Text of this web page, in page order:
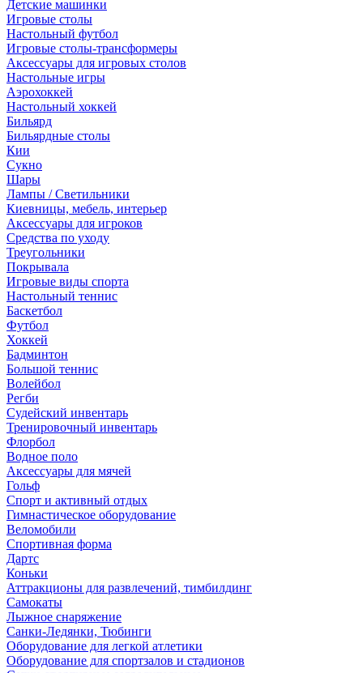
Детские машинки
Игровые столы
Настольный футбол
Игровые столы-трансформеры
Аксессуары для игровых столов
Настольные игры
Аэрохоккей
Настольный хоккей
Бильярд
Бильярдные столы
Кии
Сукно
Шары
Лампы / Светильники
Киевницы, мебель, интерьер
Аксессуары для игроков
Средства по уходу
Треугольники
Покрывала
Игровые виды спорта
Настольный теннис
Баскетбол
Футбол
Хоккей
Бадминтон
Большой теннис
Волейбол
Регби
Судейский инвентарь
Тренировочный инвентарь
Флорбол
Водное поло
Аксессуары для мячей
Гольф
Спорт и активный отдых
Гимнастическое оборудование
Веломобили
Спортивная форма
Дартс
Коньки
Аттракционы для развлечений, тимбилдинг
Самокаты
Лыжное снаряжение
Санки-Ледянки, Тюбинги
Оборудование для легкой атлетики
Оборудование для спортзалов и стадионов